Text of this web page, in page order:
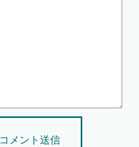
コメント送信